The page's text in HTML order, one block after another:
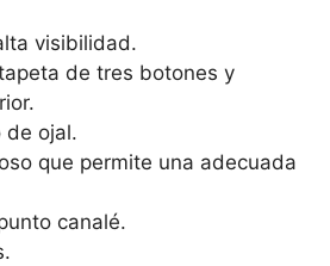
visibilidad.
de tres botones y
de ojal.
que permite una adecuada
canalé.